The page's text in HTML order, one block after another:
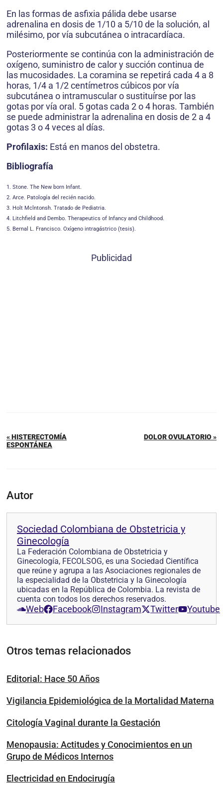
En las formas de asfixia pálida debe usarse
adrenalina en dosis de 1/10 a 5/10 de la solución, al
milésimo, por vía subcutánea o intracardíaca.
Posteriormente se continúa con la administración de
oxígeno, suministro de calor y succión continua de
las mucosidades. La coramina se repetirá cada 4 a 8
horas, 1/4 a 1/2 centímetros cúbicos por vía
subcutánea o intramuscular o sustituírse por las
gotas por vía oral. 5 gotas cada 2 o 4 horas. También
se puede administrar la adrenalina en dosis de 2 a 4
gotas 3 o 4 veces al días.
Profilaxis: Está en manos del obstetra.
Bibliografía
1. Stone. The New born Infant.
2. Arce. Patología del recién nacido.
3. Holt Mclntonsh. Tratado de Pediatria.
4. Litchfield and Dembo. Therapeutics of Infancy and Childhood.
5. Bernal L. Francisco. Oxígeno intragástrico (tesis).
Publicidad
« HISTERECTOMÍA
ESPONTÁNEA
DOLOR OVULATORIO »
Autor
Sociedad Colombiana de Obstetricia y
Ginecología
La Federación Colombiana de Obstetricia y
Ginecología, FECOLSOG, es una Sociedad Científica
que reúne y agrupa a las Asociaciones regionales de
la especialidad de la Obstetricia y la Ginecología
ubicadas en la República de Colombia. La revista de
cuenta con todos los derechos reservados.
Web Facebook Instagram Twitter Youtube
Otros temas relacionados
Editorial: Hace 50 Años
Vigilancia Epidemiológica de la Mortalidad Materna
Citología Vaginal durante la Gestación
Menopausia: Actitudes y Conocimientos en un
Grupo de Médicos Internos
Electricidad en Endocirugía